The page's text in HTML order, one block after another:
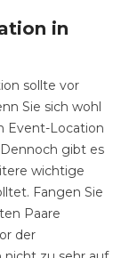
in
sollte vor
Sie sich wohl
Event-Location
gibt es
wichtige
Fangen Sie
Paare
der